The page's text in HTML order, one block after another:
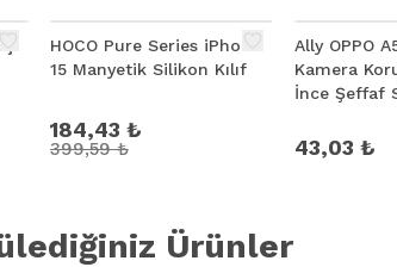
HOCO Pure Series iPhone
15 Manyetik Silikon Kılıf
184,43 ₺
399,59 ₺
Ally OPPO
Kamera
İnce Şeffaf
43,03 ₺
Ürünler